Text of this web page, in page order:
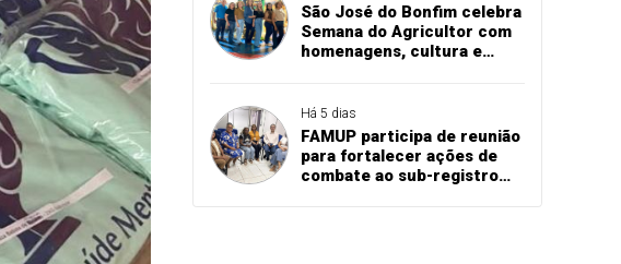
São José do Bonfim celebra
Semana do Agricultor com
homenagens, cultura e
Há 5 dias
FAMUP participa de reunião
para fortalecer ações de
combate ao sub-registro